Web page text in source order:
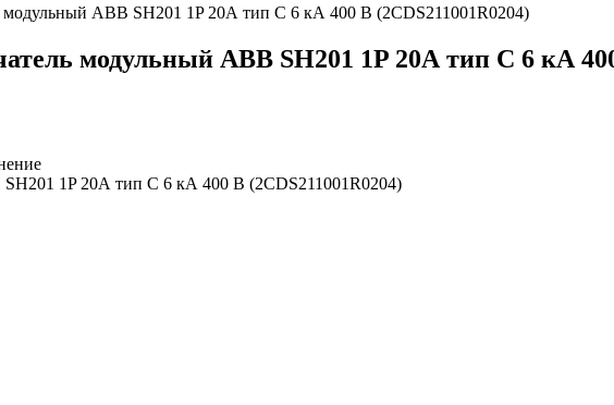
ABB SH201 1P 20А тип C 6 кА 400 В (2CDS211001R0204)
модульный ABB SH201 1P 20А тип C 6 кА
1P 20А тип C 6 кА 400 В (2CDS211001R0204)